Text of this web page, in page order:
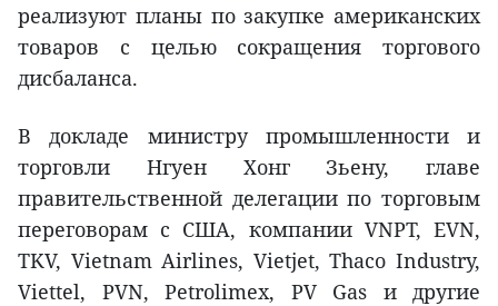
реализуют планы по закупке американских
товаров с целью сокращения торгового
дисбаланса.
В докладе министру промышленности и
торговли Нгуен Хонг Зьену, главе
правительственной делегации по торговым
переговорам с США, компании VNPT, EVN,
TKV, Vietnam Airlines, Vietjet, Thaco Industry,
Viettel, PVN, Petrolimex, PV Gas и другие